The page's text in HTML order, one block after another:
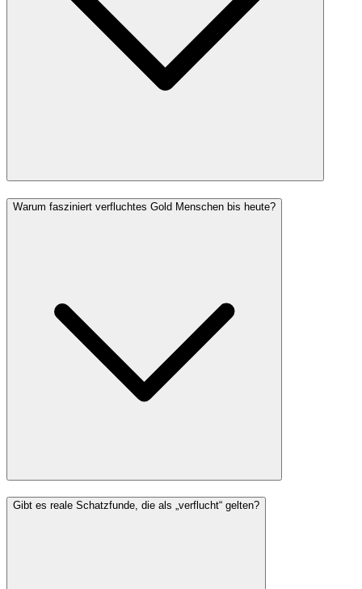
Warum fasziniert verfluchtes Gold Menschen bis heute?
Gibt es reale Schatzfunde, die als „verflucht“ gelten?